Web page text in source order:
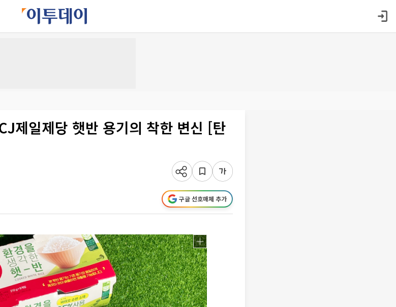
제일제당 햇반 용기의 착한 변신 [탄
구글 선호매체 추가